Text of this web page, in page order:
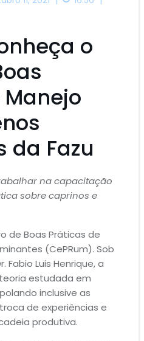
o
da Fazu
na capacitação
sobre caprinos e
de Boas Práticas de
(CePRum). Sob
Luis Henrique, a
estudada em
inclusive as
de experiências e
produtiva.